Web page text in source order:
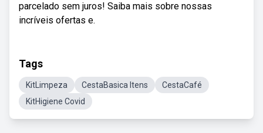
parcelado sem juros! Saiba mais sobre nossas
incríveis ofertas e.
Tags
KitLimpeza CestaBasica Itens
CestaCafé
KitHigiene Covid